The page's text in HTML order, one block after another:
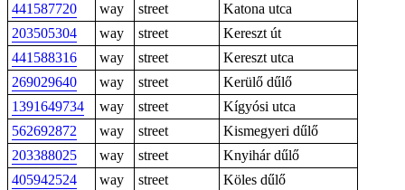
441587720
way street
Katona utca
203505304
way street
Kereszt út
441588316
way street
Kereszt utca
269029640
way street
Kerülő dűlő
1391649734
way street
Kígyósi utca
562692872
way street
Kismegyeri dűlő
203388025
way street
Knyihár dűlő
405942524
way street
Köles dűlő